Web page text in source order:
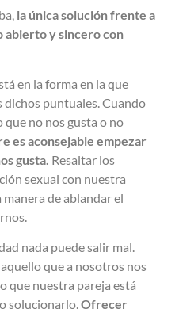
la única solución frente a
abierto y sincero con
en la forma en la que
dichos puntuales. Cuando
no nos gusta o no
es aconsejable empezar
gusta. Resaltar los
sexual con nuestra
de ablandar el
nada puede salir mal.
que a nosotros nos
que nuestra pareja está
solucionarlo.Ofrecer